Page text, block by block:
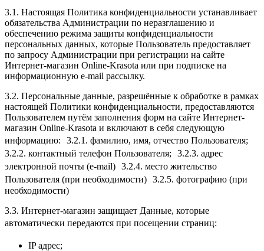
3.1. Настоящая Политика конфиденциальности устанавливает
обязательства Администрации по неразглашению и
обеспечению режима защиты конфиденциальности
персональных данных, которые Пользователь предоставляет
по запросу Администрации при регистрации на сайте
Интернет-магазин Online-Krasota или при подписке на
информационную e-mail рассылку.
3.2. Персональные данные, разрешённые к обработке в рамках
настоящей Политики конфиденциальности, предоставляются
Пользователем путём заполнения форм на сайте Интернет-
магазин Online-Krasota и включают в себя следующую
информацию: 3.2.1. фамилию, имя, отчество Пользователя;
3.2.2. контактный телефон Пользователя; 3.2.3. адрес
электронной почты (e-mail) 3.2.4. место жительство
Пользователя (при необходимости) 3.2.5. фотографию (при
необходимости)
3.3. Интернет-магазин защищает Данные, которые
автоматически передаются при посещении страниц:
IP адрес;